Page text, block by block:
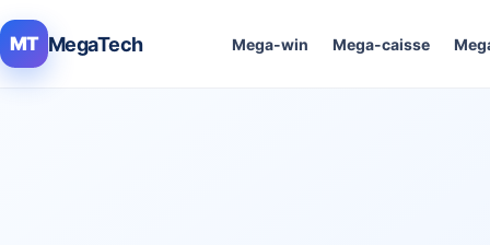
MT MegaTech Mega-win Mega-caisse